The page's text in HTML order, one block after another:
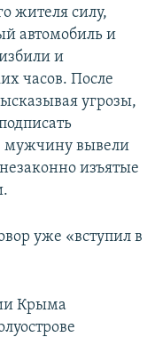
жителя силу,
автомобиль и
и
часов. После
угрозы,
мужчину вывели
изъятые
уже «вступил в
Крыма